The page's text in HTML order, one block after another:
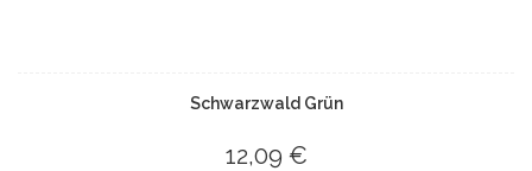
Schwarzwald Grün
12,09 €